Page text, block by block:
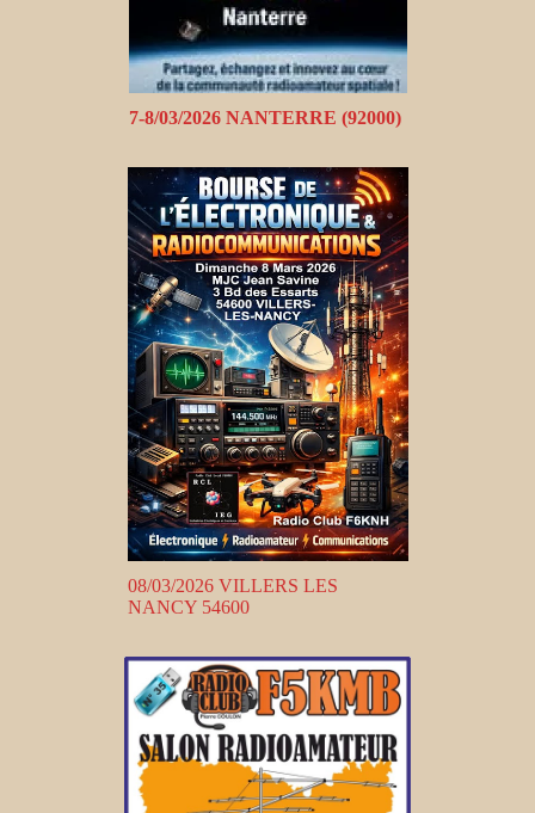
7-8/03/2026 NANTERRE (92000)
08/03/2026 VILLERS LES
NANCY 54600